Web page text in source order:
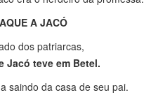
A JACÓ
dos patriarcas,
Jacó teve em Betel.
saindo da casa de seu pai.